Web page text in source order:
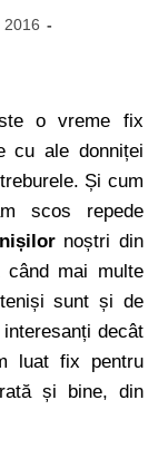
2016
o vreme fix
cu ale donniței
Și cum
scos repede
noștri din
mai multe
sunt și de
decât
luat fix pentru
și bine, din